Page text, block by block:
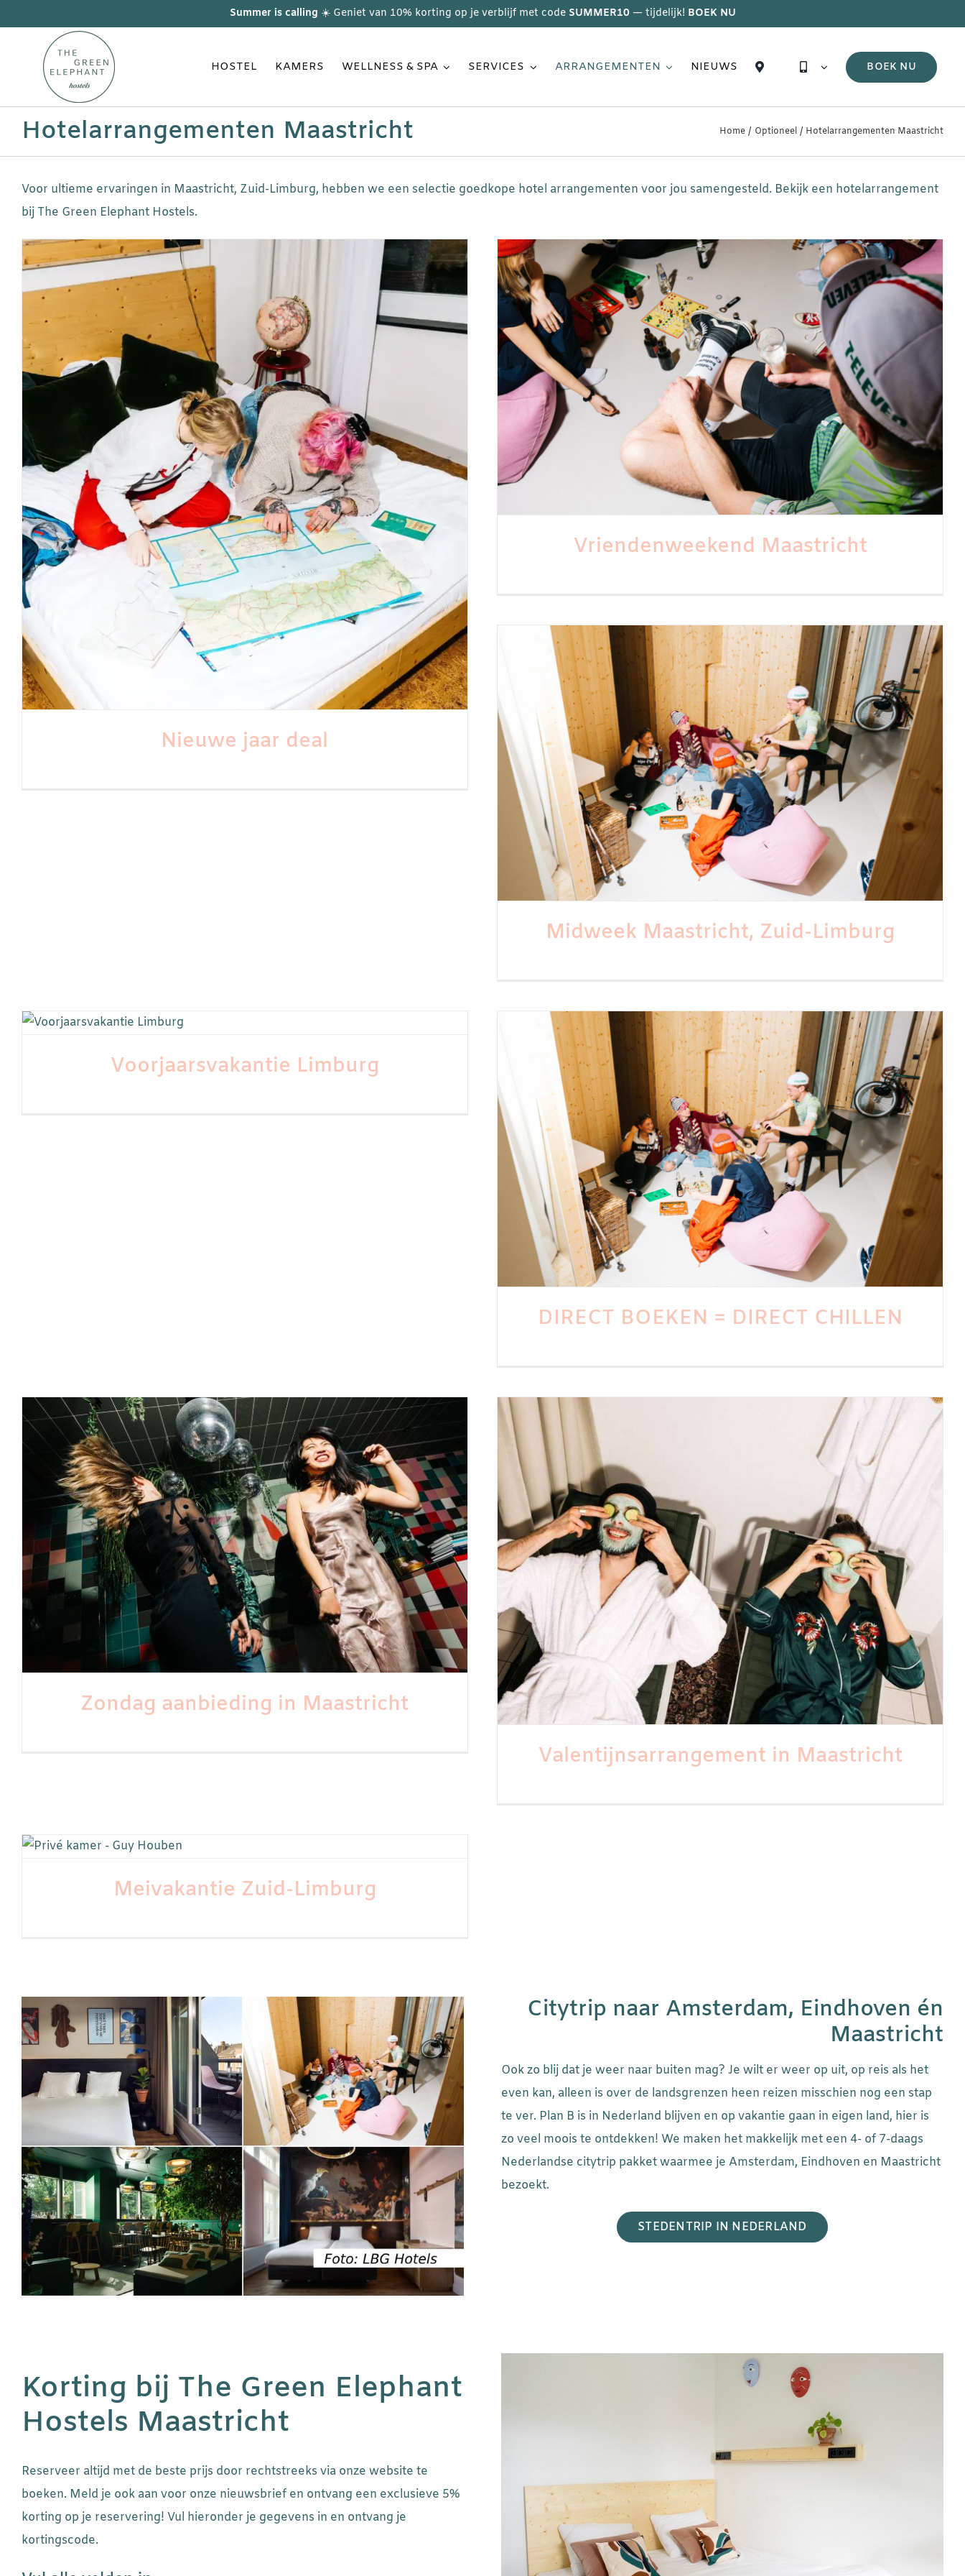
Summer is calling ☀️ Geniet van 10% korting op je verblijf met code SUMMER10— tijdelijk! BOEK NU
HOSTEL KAMERS WELLNESS & SPA SERVICES ARRANGEMENTEN NIEUWS BOEK NU
Hotelarrangementen Maastricht Home Optioneel Hotelarrangementen Maastricht
Voor ultieme ervaringen in Maastricht, Zuid-Limburg, hebben we een selectie goedkope hotel arrangementen voor jou samengesteld. Bekijk een hotelarrangement
bij The Green Elephant Hostels.
Nieuwe jaar deal
Vriendenweekend Maastricht
Arrangementen
Vriendenweekend Maastricht
Midweek Maastricht, Zuid-Limburg
Voorjaarsvakantie Limburg
DIRECT BOEKEN = DIRECT CHILLEN
Zondag aanbieding in Maastricht
Valentijnsarrangement in Maastricht
Arrangementen
Valentijnsarrangement in Maastricht
Meivakantie Zuid-Limburg
Citytrip naar Amsterdam, Eindhoven én
Maastricht
Ook zo blij dat je weer naar buiten mag? Je wilt er weer op uit, op reis als het
even kan, alleen is over de landsgrenzen heen reizen misschien nog een stap
te ver. Plan B is in Nederland blijven en op vakantie gaan in eigen land, hier is
zo veel moois te ontdekken! We maken het makkelijk met een 4- of 7-daags
Nederlandse citytrip pakket waarmee je Amsterdam, Eindhoven en Maastricht
bezoekt.
STEDENTRIP IN NEDERLAND
Korting bij The Green Elephant
Hostels Maastricht
Reserveer altijd met de beste prijs door rechtstreeks via onze website te
boeken. Meld je ook aan voor onze nieuwsbrief en ontvang een exclusieve 5%
korting op je reservering! Vul hieronder je gegevens in en ontvang je
kortingscode.